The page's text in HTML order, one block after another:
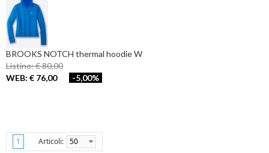
BROOKS NOTCH thermal hoodie W
Listino: € 80,00
WEB: € 76,00
-5,00%
1 Articoli: 50